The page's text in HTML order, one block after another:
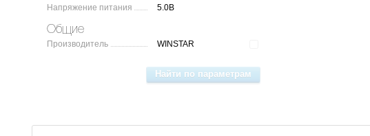
Напряжение питания 5.0В
Общие
Производитель WINSTAR